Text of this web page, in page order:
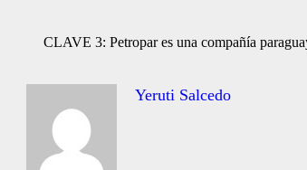
CLAVE 3: Petropar es una compañía
Yeruti Salcedo